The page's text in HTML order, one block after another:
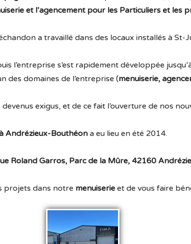
et l’agencement pour les Particuliers et les
a travaillé dans des locaux installés à St-
l’entreprise s’est rapidement développée
des domaines de l’entreprise (menuiserie,
exigus, et de ce fait l’ouverture de nos
Andrézieux-Bouthéona eu lieu en été 2014.
Roland Garros, Parc de la Mûre, 42160
projets dans notre menuiserieet de vous faire